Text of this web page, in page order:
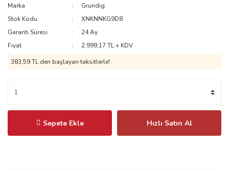
Marka
Grundig
Stok Kodu
XNKNNKG9D8
Garanti Süresi
24 Ay
Fiyat
2.999,17 TL + KDV
383,59 TLden başlayan taksitlerle!
Sepete Ekle Hızlı Satın Al